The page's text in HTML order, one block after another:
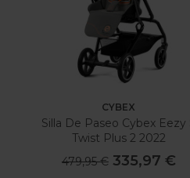
CYBEX
Silla De Paseo Cybex Eezy
Twist Plus 2 2022
479,95 € 335,97 €